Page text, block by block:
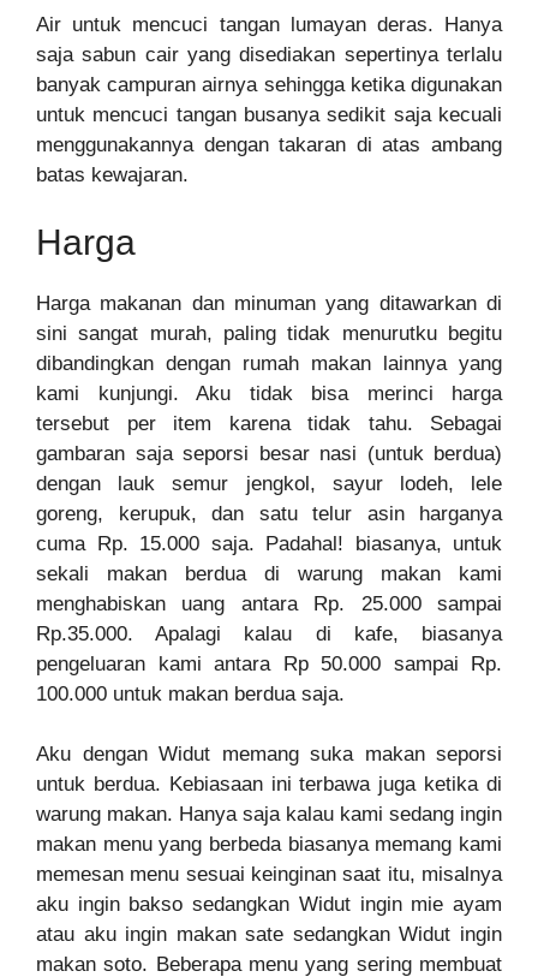
Air untuk mencuci tangan lumayan deras. Hanya
saja sabun cair yang disediakan sepertinya terlalu
banyak campuran airnya sehingga ketika digunakan
untuk mencuci tangan busanya sedikit saja kecuali
menggunakannya dengan takaran di atas ambang
batas kewajaran.
Harga
Harga makanan dan minuman yang ditawarkan di
sini sangat murah, paling tidak menurutku begitu
dibandingkan dengan rumah makan lainnya yang
kami kunjungi. Aku tidak bisa merinci harga
tersebut per item karena tidak tahu. Sebagai
gambaran saja seporsi besar nasi (untuk berdua)
dengan lauk semur jengkol, sayur lodeh, lele
goreng, kerupuk, dan satu telur asin harganya
cuma Rp. 15.000 saja. Padahal! biasanya, untuk
sekali makan berdua di warung makan kami
menghabiskan uang antara Rp. 25.000 sampai
Rp.35.000. Apalagi kalau di kafe, biasanya
pengeluaran kami antara Rp 50.000 sampai Rp.
100.000 untuk makan berdua saja.
Aku dengan Widut memang suka makan seporsi
untuk berdua. Kebiasaan ini terbawa juga ketika di
warung makan. Hanya saja kalau kami sedang ingin
makan menu yang berbeda biasanya memang kami
memesan menu sesuai keinginan saat itu, misalnya
aku ingin bakso sedangkan Widut ingin mie ayam
atau aku ingin makan sate sedangkan Widut ingin
makan soto. Beberapa menu yang sering membuat